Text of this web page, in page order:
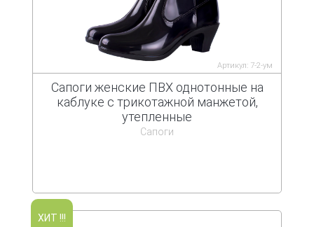
Артикул: 7-2-ум
Сапоги женские ПВХ однотонные на
каблуке с трикотажной манжетой,
утепленные
Сапоги
ХИТ !!!